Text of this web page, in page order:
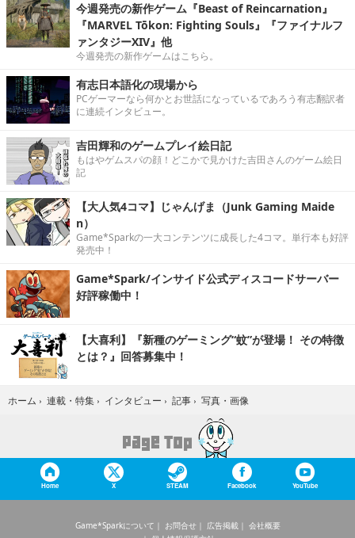
今週発売の新作ゲーム『Beast of Reincarnation』
『MARVEL Tōkon: Fighting Souls』『ファイナルフ
ァンタジーXIV』他
今週発売の新作ゲームはこちら。
有志日本語化の現場から
PCゲーマーなら何かとお世話になっているであろう有志翻訳者
に連続インタビュー。
吉田輝和のゲームプレイ絵日記
もはやゲムスパの顔！どこかで見かけた吉田さんのゲーム絵日
記
【大人気4コマ】じゃんげま（Junk Gaming Maide
n）
Game*Sparkの一大コンテンツに成長した4コマ。単行本も好評
発売中！
Game*Spark/インサイド公式ディスコードサーバー
好評稼働中！
【大喜利】『新種のゲーミング“蚊”が登場！ その特徴
とは？』回答募集中！
ホーム › 連載・特集 › インタビュー › 記事 › 写真・画像
Home X STEAM Facebook YouTube
Game*Sparkについて お問合せ 広告掲載
会社概要